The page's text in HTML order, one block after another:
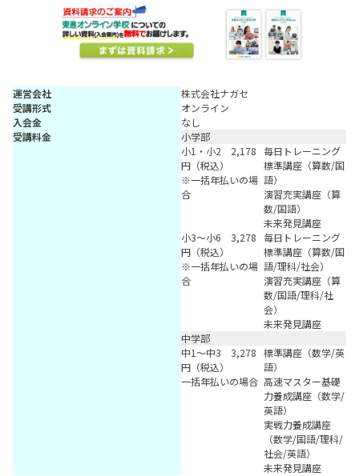
運営会社
株式会社ナガセ
受講形式
オンライン
入会金
なし
受講料金
小学部
小1・小2 2,178
円（税込）
※一括年払いの場
合
毎日トレーニング
標準講座（算数/国
語）
演習充実講座（算
数/国語）
未来発見講座
小3〜小6 3,278
円（税込）
※一括年払いの場
合
毎日トレーニング
標準講座（算数/国
語/理科/社会）
演習充実講座（算
数/国語/理科/社
会）
未来発見講座
中学部
中1〜中3 3,278
円（税込）
一括年払いの場合
標準講座（数学/英
語）
高速マスター基礎
力養成講座（数学/
英語）
実戦力養成講座
（数学/国語/理科/
社会/英語）
未来発見講座